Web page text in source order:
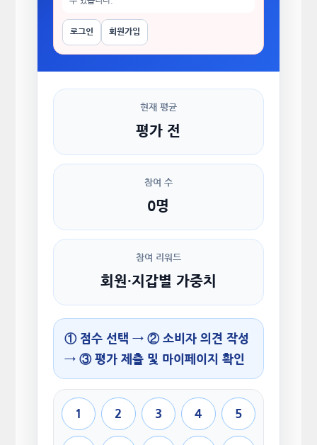
로그인 회원가입
현재 평균
평가 전
참여 수
0명
참여 리워드
회원·지갑별 가중치
① 점수 선택 → ② 소비자 의견 작성
→ ③ 평가 제출 및 마이페이지 확인
1 2 3 4 5